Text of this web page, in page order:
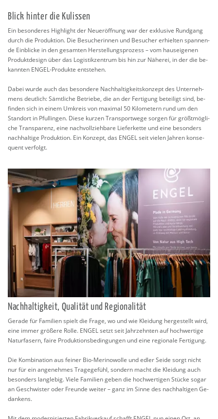
Blick hin­ter die Ku­lis­sen
Ein be­son­de­res High­light der Neu­eröff­nung war der ex­klu­si­ve Rund­gang
durch die Pro­duk­ti­on. Die Be­su­che­rin­nen und Be­su­cher er­hiel­ten span­nen­
de Ein­bli­cke in den ge­sam­ten Her­stel­lungs­pro­zess – vom haus­ei­ge­nen
Pro­dukt­de­sign über das Lo­gis­tik­zen­trum bis hin zur Nä­he­rei, in der die be­
kann­ten ENGEL-Pro­duk­te ent­ste­hen.
Dabei wurde auch das be­son­de­re Nach­hal­tig­keits­kon­zept des Un­ter­neh­
mens deut­lich: Sämt­li­che Be­trie­be, die an der Fer­ti­gung be­tei­ligt sind, be­
fin­den sich in einem Um­kreis von ma­xi­mal 50 Ki­lo­me­tern rund um den
Stand­ort in Pful­lin­gen. Diese kur­zen Trans­port­we­ge sor­gen für grö­ßt­mög­li­
che Trans­pa­renz, eine nach­voll­zieh­ba­re Lie­fer­ket­te und eine be­son­ders
nach­hal­ti­ge Pro­duk­ti­on. Ein Kon­zept, das ENGEL seit vie­len Jah­ren kon­se­
quent ver­folgt.
Nach­hal­tig­keit, Qua­li­tät und Re­gio­na­li­tät
Ge­ra­de für Fa­mi­li­en spielt die Frage, wo und wie Klei­dung her­ge­stellt wird,
eine immer grö­ße­re Rolle. ENGEL setzt seit Jahr­zehn­ten auf hoch­wer­ti­ge
Na­tur­fa­sern, faire Pro­duk­ti­ons­be­din­gun­gen und eine re­gio­na­le Fer­ti­gung.
Die Kom­bi­na­ti­on aus fei­ner Bio-Me­ri­no­wol­le und edler Seide sorgt nicht
nur für ein an­ge­neh­mes Tra­ge­ge­fühl, son­dern macht die Klei­dung auch
be­son­ders lang­le­big. Viele Fa­mi­li­en geben die hoch­wer­ti­gen Stü­cke sogar
an Ge­schwis­ter oder Freun­de wei­ter – ganz im Sinne des nach­hal­ti­gen Ge­
dan­kens.